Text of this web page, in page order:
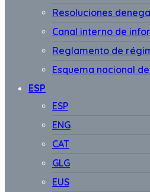
Resoluciones
Canal interno de
Reglamento de
Esquema nacional
ESP
ESP
ENG
CAT
GLG
EUS